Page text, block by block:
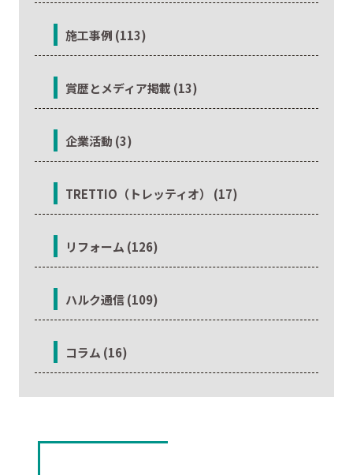
施工事例 (113)
賞歴とメディア掲載 (13)
企業活動 (3)
TRETTIO（トレッティオ） (17)
リフォーム (126)
ハルク通信 (109)
コラム (16)